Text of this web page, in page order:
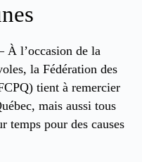
l’occasion de la
la Fédération des
tient à remercier
mais aussi tous
temps pour des causes